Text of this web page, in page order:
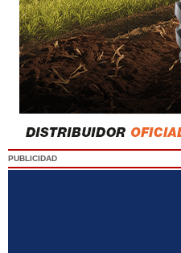
PUBLICIDAD